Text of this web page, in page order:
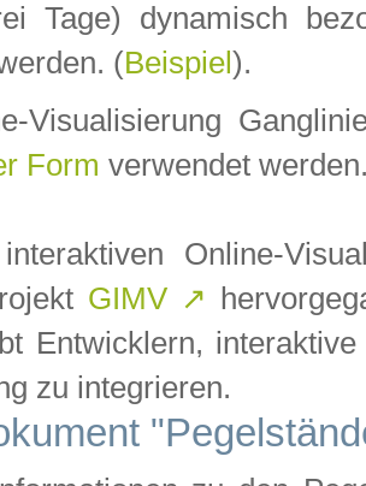
Tage) dynamisch
(Beispiel ).
Visualisierung
Form verwendet
Online-
GIMV ↗
Entwicklern,
zu integrieren.